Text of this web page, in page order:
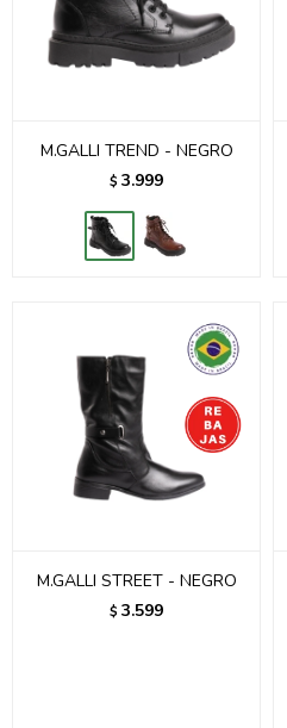
M.GALLI TREND - NEGRO
$ 3.999
M.GALLI STREET - NEGRO
$ 3.599